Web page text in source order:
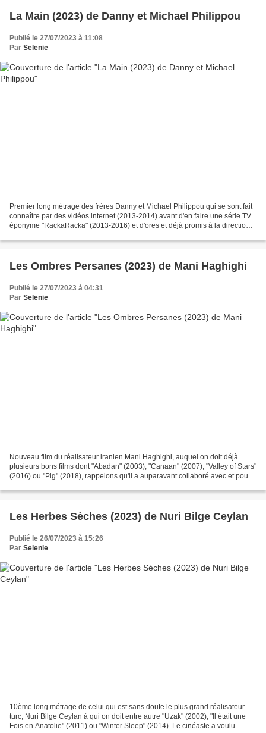
La Main (2023) de Danny et Michael Philippou
Publié le 27/07/2023 à 11:08
Par Selenie
Premier long métrage des frères Danny et Michael Philippou qui se sont fait
connaître par des vidéos internet (2013-2014) avant d'en faire une série TV
éponyme "RackaRacka" (2013-2016) et d'ores et déjà promis à la direction
Les Ombres Persanes (2023) de Mani Haghighi
Publié le 27/07/2023 à 04:31
Par Selenie
Nouveau film du réalisateur iranien Mani Haghighi, auquel on doit déjà
plusieurs bons films dont "Abadan" (2003), "Canaan" (2007), "Valley of Stars"
(2016) ou "Pig" (2018), rappelons qu'il a auparavant collaboré avec et pour
Les Herbes Sèches (2023) de Nuri Bilge Ceylan
Publié le 26/07/2023 à 15:26
Par Selenie
10ème long métrage de celui qui est sans doute le plus grand réalisateur
turc, Nuri Bilge Ceylan à qui on doit entre autre "Uzak" (2002), "Il était une
Fois en Anatolie" (2011) ou "Winter Sleep" (2014). Le cinéaste a voulu